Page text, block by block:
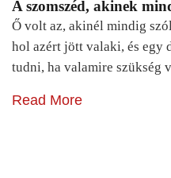
A szomszéd, akinek
Ő volt az, akinél mindig
hol azért jött valaki, és egy
tudni, ha valamire
Read More